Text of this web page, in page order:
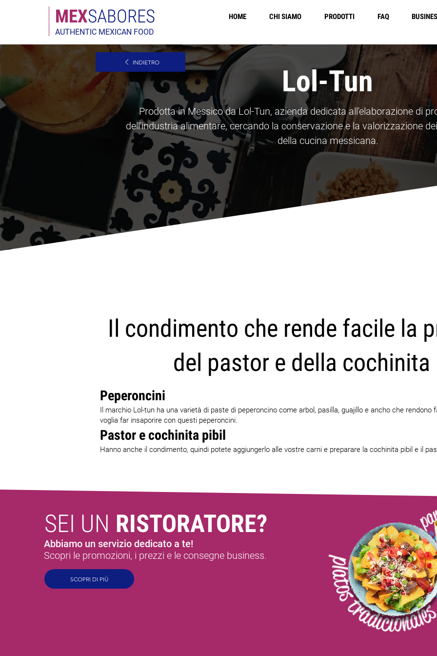
MEXSABORES
AUTHENTIC MEXICAN FOOD
HOME CHI SIAMO PRODOTTI FAQ
Lol-Tun
INDIETRO
Prodotta in Messico da Lol-Tun, azienda dedicata all'elaborazione di
dell'industria alimentare, cercando la conservazione e la valorizzazione
della cucina messicana.
Il condimento che rende facile la
del pastor e della
Peperoncini
Il marchio Lol-tun ha una varietà di paste di peperoncino come arbol, pasilla, guajillo e ancho che
voglia far insaporire con questi peperoncini.
Pastor e cochinita pibil
Hanno anche il condimento, quindi potete aggiungerlo alle vostre carni e preparare la cochinita pibil e il
SEI UN RISTORATORE?
Abbiamo un servizio dedicato a te!
Scopri le promozioni, i prezzi e le consegne business.
SCOPRI DI PIÙ